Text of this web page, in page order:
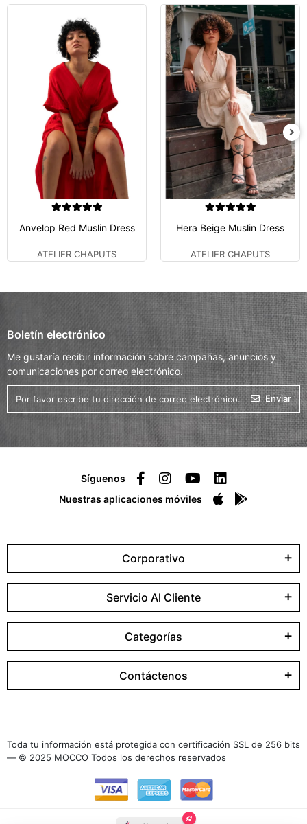
Anvelop Red Muslin Dress
ATELIER CHAPUTS
Hera Beige Muslin Dress
ATELIER CHAPUTS
Boletín electrónico
Me gustaría recibir información sobre campañas, anuncios y
comunicaciones por correo electrónico.
Enviar
Síguenos
Nuestras aplicaciones móviles
Corporativo
Servicio Al Cliente
Categorías
Contáctenos
Toda tu información está protegida con certificación SSL de 256 bits
— © 2025 MOCCO Todos los derechos reservados